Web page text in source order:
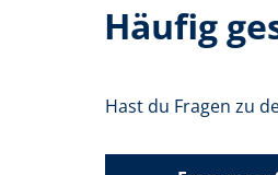
Häufig
Hast du Fragen zu